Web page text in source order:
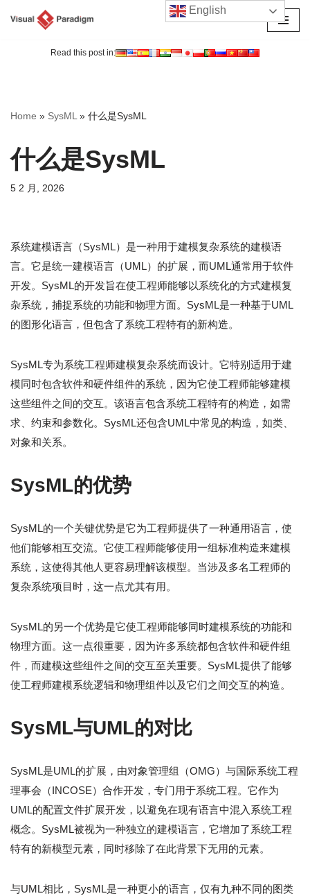
Read this post in:
Home » SysML» 什么是SysML
什么是SysML
5 2 月, 2026
系统建模语言（SysML）是一种用于建模复杂系统的建模语
言。它是统一建模语言（UML）的扩展，而UML通常用于软件
开发。SysML的开发旨在使工程师能够以系统化的方式建模复
杂系统，捕捉系统的功能和物理方面。SysML是一种基于UML
的图形化语言，但包含了系统工程特有的新构造。
SysML专为系统工程师建模复杂系统而设计。它特别适用于建
模同时包含软件和硬件组件的系统，因为它使工程师能够建模
这些组件之间的交互。该语言包含系统工程特有的构造，如需
求、约束和参数化。SysML还包含UML中常见的构造，如类、
对象和关系。
SysML的优势
SysML的一个关键优势是它为工程师提供了一种通用语言，使
他们能够相互交流。它使工程师能够使用一组标准构造来建模
系统，这使得其他人更容易理解该模型。当涉及多名工程师的
复杂系统项目时，这一点尤其有用。
SysML的另一个优势是它使工程师能够同时建模系统的功能和
物理方面。这一点很重要，因为许多系统都包含软件和硬件组
件，而建模这些组件之间的交互至关重要。SysML提供了能够
使工程师建模系统逻辑和物理组件以及它们之间交互的构造。
SysML与UML的对比
SysML是UML的扩展，由对象管理组（OMG）与国际系统工程
理事会（INCOSE）合作开发，专门用于系统工程。它作为
UML的配置文件扩展开发，以避免在现有语言中混入系统工程
概念。SysML被视为一种独立的建模语言，它增加了系统工程
特有的新模型元素，同时移除了在此背景下无用的元素。
与UML相比，SysML是一种更小的语言，仅有九种不同的图类
English